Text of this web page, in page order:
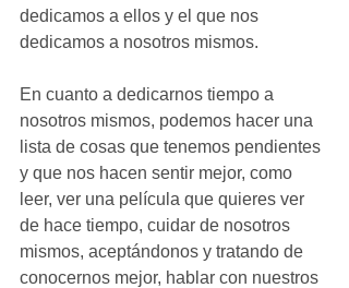
dedicamos a ellos y el que nos
dedicamos a nosotros mismos.
En cuanto a dedicarnos tiempo a
nosotros mismos, podemos hacer una
lista de cosas que tenemos pendientes
y que nos hacen sentir mejor, como
leer, ver una película que quieres ver
de hace tiempo, cuidar de nosotros
mismos, aceptándonos y tratando de
conocernos mejor, hablar con nuestros